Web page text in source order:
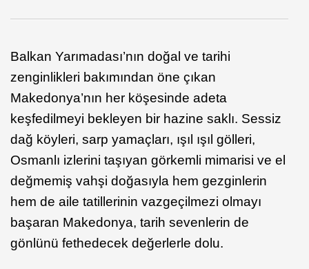
Balkan Yarımadası’nın doğal ve tarihi
zenginlikleri bakımından öne çıkan
Makedonya’nın her köşesinde adeta
keşfedilmeyi bekleyen bir hazine saklı. Sessiz
dağ köyleri, sarp yamaçları, ışıl ışıl gölleri,
Osmanlı izlerini taşıyan görkemli mimarisi ve el
değmemiş vahşi doğasıyla hem gezginlerin
hem de aile tatillerinin vazgeçilmezi olmayı
başaran Makedonya, tarih sevenlerin de
gönlünü fethedecek değerlerle dolu.